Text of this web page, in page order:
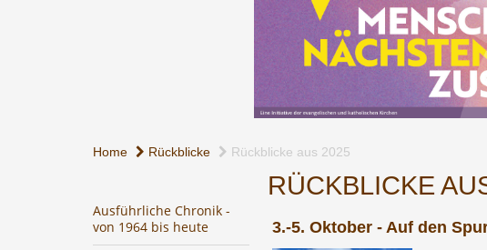
Home Rückblicke Rückblicke aus 2025
Ausführliche Chronik -
von 1964 bis heute
RÜCKBLICKE
3.-5. Oktober - Auf den